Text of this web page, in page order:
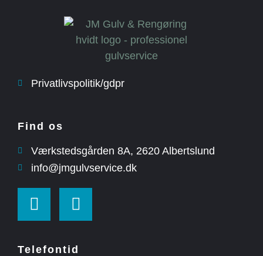
Privatlivspolitik/gdpr
Find os
Værkstedsgården 8A, ​2620 Albertslund
info@jmgulvservice.dk
Telefontid